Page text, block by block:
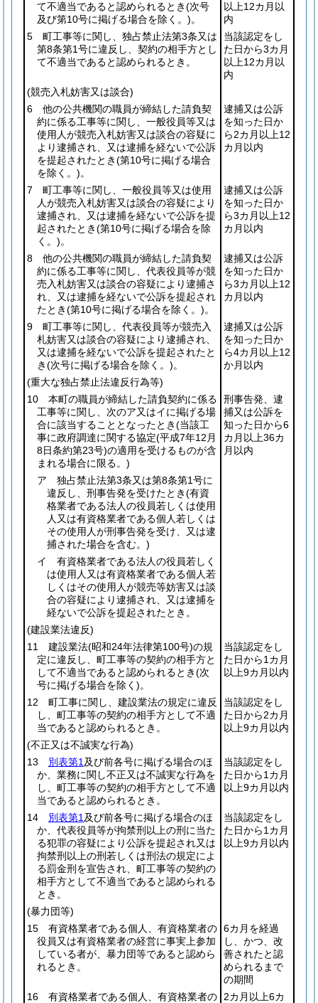
て不適当であると認められるとき(次号
及び第10号に掲げる場合を除く。)。
以上12カ月以
内
5 町工事等に関し、独占禁止法第3条又は
第8条第1号に違反し、契約の相手方とし
て不適当であると認められるとき。
当該認定をし
た日から3カ月
以上12カ月以
内
(競売入札妨害又は談合)
6 他の公共機関の職員が締結した請負契
約に係る工事等に関し、一般役員等又は
使用人が競売入札妨害又は談合の容疑に
より逮捕され、又は逮捕を経ないで公訴
を提起されたとき(第10号に掲げる場合
を除く。)。
逮捕又は公訴
を知った日か
ら2カ月以上12
カ月以内
7 町工事等に関し、一般役員等又は使用
人が競売入札妨害又は談合の容疑により
逮捕され、又は逮捕を経ないで公訴を提
起されたとき(第10号に掲げる場合を除
く。)。
逮捕又は公訴
を知った日か
ら3カ月以上12
カ月以内
8 他の公共機関の職員が締結した請負契
約に係る工事等に関し、代表役員等が競
売入札妨害又は談合の容疑により逮捕さ
れ、又は逮捕を経ないで公訴を提起され
たとき(第10号に掲げる場合を除く。)。
逮捕又は公訴
を知った日か
ら3カ月以上12
カ月以内
9 町工事等に関し、代表役員等が競売入
札妨害又は談合の容疑により逮捕され、
又は逮捕を経ないで公訴を提起されたと
き(次号に掲げる場合を除く。)。
逮捕又は公訴
を知った日か
ら4カ月以上12
か月以内
(重大な独占禁止法違反行為等)
10 本町の職員が締結した請負契約に係る
工事等に関し、次のア又はイに掲げる場
合に該当することとなったとき(当該工
事に政府調達に関する協定(平成7年12月
8日条約第23号)の適用を受けるものが含
まれる場合に限る。)
刑事告発、逮
捕又は公訴を
知った日から6
カ月以上36カ
月以内
ア 独占禁止法第3条又は第8条第1号に
違反し、刑事告発を受けたとき(有資
格業者である法人の役員若しくは使用
人又は有資格業者である個人若しくは
その使用人が刑事告発を受け、又は逮
捕された場合を含む。)
イ 有資格業者である法人の役員若しく
は使用人又は有資格業者である個人若
しくはその使用人が競売等妨害又は談
合の容疑により逮捕され、又は逮捕を
経ないで公訴を提起されたとき。
(建設業法違反)
11 建設業法(昭和24年法律第100号)の規
定に違反し、町工事等の契約の相手方と
して不適当であると認められるとき(次
号に掲げる場合を除く)。
当該認定をし
た日から1カ月
以上9カ月以内
12 町工事に関し、建設業法の規定に違反
し、町工事等の契約の相手方として不適
当であると認められるとき。
当該認定をし
た日から2カ月
以上9カ月以内
(不正又は不誠実な行為)
13 別表第1 及び前各号に掲げる場合のほ
か、業務に関し不正又は不誠実な行為を
し、町工事等の契約の相手方として不適
当であると認められるとき。
当該認定をし
た日から1カ月
以上9カ月以内
14 別表第1 及び前各号に掲げる場合のほ
か、代表役員等が拘禁刑以上の刑に当た
る犯罪の容疑により公訴を提起され又は
拘禁刑以上の刑若しくは刑法の規定によ
る罰金刑を宣告され、町工事等の契約の
相手方として不適当であると認められる
とき。
当該認定をし
た日から1カ月
以上9カ月以内
(暴力団等)
15 有資格業者である個人、有資格業者の
役員又は有資格業者の経営に事実上参加
している者が、暴力団等であると認めら
れるとき。
6カ月を経過
し、かつ、改
善されたと認
められるまで
の期間
16 有資格業者である個人、有資格業者の
2カ月以上6カ